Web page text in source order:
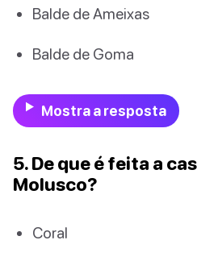
Balde de Ameixas
Balde de Goma
Mostra a resposta
5. De que é feita a
Molusco?
Coral